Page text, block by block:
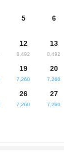
5 6
12
8,492
13
8,492
19
7,260
20
7,260
26
7,260
27
7,260